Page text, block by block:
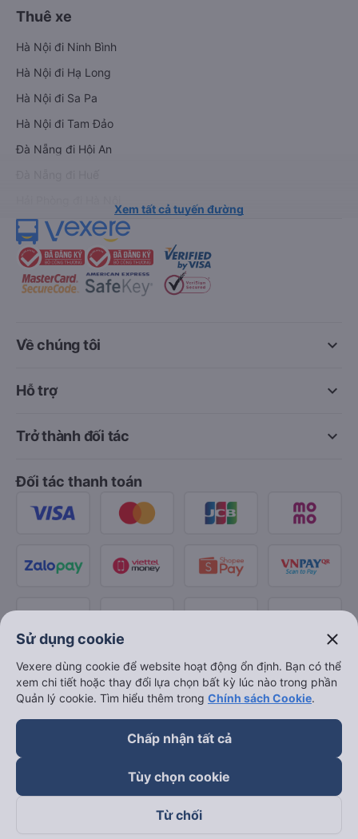
Thuê xe
Hà Nội đi Ninh Bình
Hà Nội đi Hạ Long
Hà Nội đi Sa Pa
Hà Nội đi Tam Đảo
Đà Nẵng đi Hội An
Xem tất cả tuyến đường
keyboard_arrow_down
Về chúng tôi
keyboard_arrow_down
Hỗ trợ
keyboard_arrow_down
Trở thành đối tác
Đối tác thanh toán
Sử dụng cookie close
Vexere dùng cookie để website hoạt động ổn định. Bạn có thể
xem chi tiết hoặc thay đổi lựa chọn bất kỳ lúc nào trong phần
Quản lý cookie. Tìm hiểu thêm trong Chính sách Cookie.
Chấp nhận tất cả
Tùy chọn cookie
Từ chối